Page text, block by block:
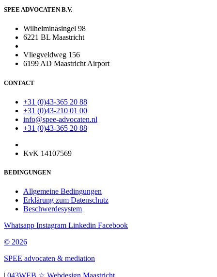
SPEE ADVOCATEN B.V.
Wilhelminasingel 98
6221 BL Maastricht
Vliegveldweg 156
6199 AD Maastricht Airport
CONTACT
+31 (0)43-365 20 88
+31 (0)43-210 01 00
info@spee-advocaten.nl
+31 (0)43-365 20 88
KvK 14107569
BEDINGUNGEN
Allgemeine Bedingungen
Erklärung zum Datenschutz
Beschwerdesystem
Whatsapp Instagram Linkedin Facebook
© 2026
SPEE advocaten & mediation